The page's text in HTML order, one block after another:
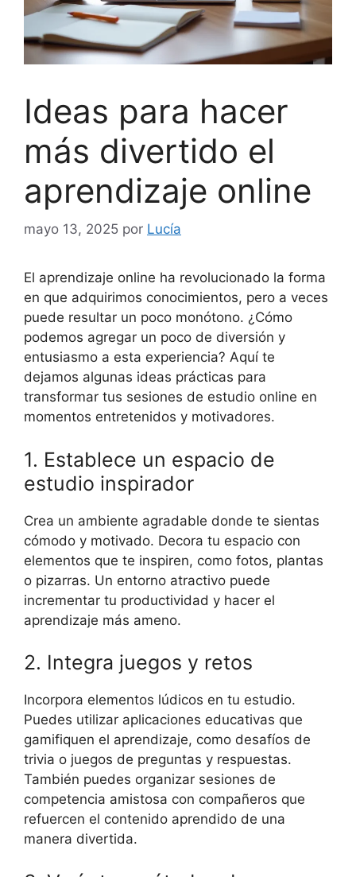
Ideas para hacer
más divertido el
aprendizaje online
mayo 13, 2025 por Lucía
El aprendizaje online ha revolucionado la forma
en que adquirimos conocimientos, pero a veces
puede resultar un poco monótono. ¿Cómo
podemos agregar un poco de diversión y
entusiasmo a esta experiencia? Aquí te
dejamos algunas ideas prácticas para
transformar tus sesiones de estudio online en
momentos entretenidos y motivadores.
1. Establece un espacio de
estudio inspirador
Crea un ambiente agradable donde te sientas
cómodo y motivado. Decora tu espacio con
elementos que te inspiren, como fotos, plantas
o pizarras. Un entorno atractivo puede
incrementar tu productividad y hacer el
aprendizaje más ameno.
2. Integra juegos y retos
Incorpora elementos lúdicos en tu estudio.
Puedes utilizar aplicaciones educativas que
gamifiquen el aprendizaje, como desafíos de
trivia o juegos de preguntas y respuestas.
También puedes organizar sesiones de
competencia amistosa con compañeros que
refuercen el contenido aprendido de una
manera divertida.